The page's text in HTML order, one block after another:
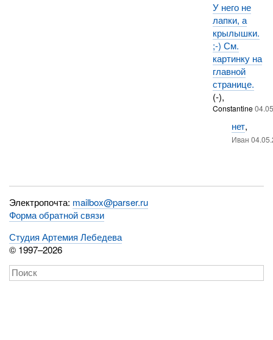
У него не
лапки, а
крылышки.
;-) См.
картинку на
главной
странице.
(-),
Constantine
нет,
Иван
Электропочта: mailbox@parser.ru
Форма обратной связи
Студия Артемия Лебедева
© 1997–2026